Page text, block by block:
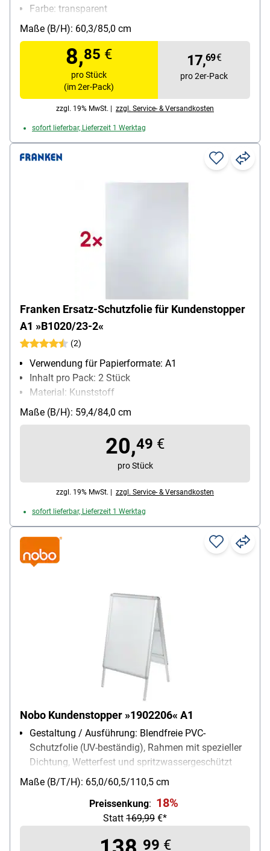
Farbe: transparent
wieder ablösbar: Ja
Maße (B/H): 60,3/85,0 cm
8,85 €
pro Stück
(im 2er-Pack)
17,69€
pro 2er-Pack
zzgl. 19% MwSt. | zzgl. Service- & Versandkosten
sofort lieferbar, Lieferzeit 1 Werktag
Franken Ersatz-Schutzfolie für Kundenstopper
A1 »B1020/23-2«
(2)
Verwendung für Papierformate: A1
Inhalt pro Pack: 2 Stück
Material: Kunststoff
Farbe: transparent
wieder ablösbar: Ja
Maße (B/H): 59,4/84,0 cm
20,49 €
pro Stück
zzgl. 19% MwSt. | zzgl. Service- & Versandkosten
sofort lieferbar, Lieferzeit 1 Werktag
Nobo Kundenstopper »1902206« A1
Gestaltung / Ausführung: Blendfreie PVC-
Schutzfolie (UV-beständig), Rahmen mit spezieller
Dichtung, Wetterfest und spritzwassergeschützt
Verwendung für Papierformate: A1
Einsatzbereich: Außenbereich, Innenbereich
Außenmaße des Rahmens: 65/7/113,5 cm
Maße (B/T/H): 65,0/60,5/110,5 cm
Preissenkung: 18%
Statt 169,99 €*
99 €